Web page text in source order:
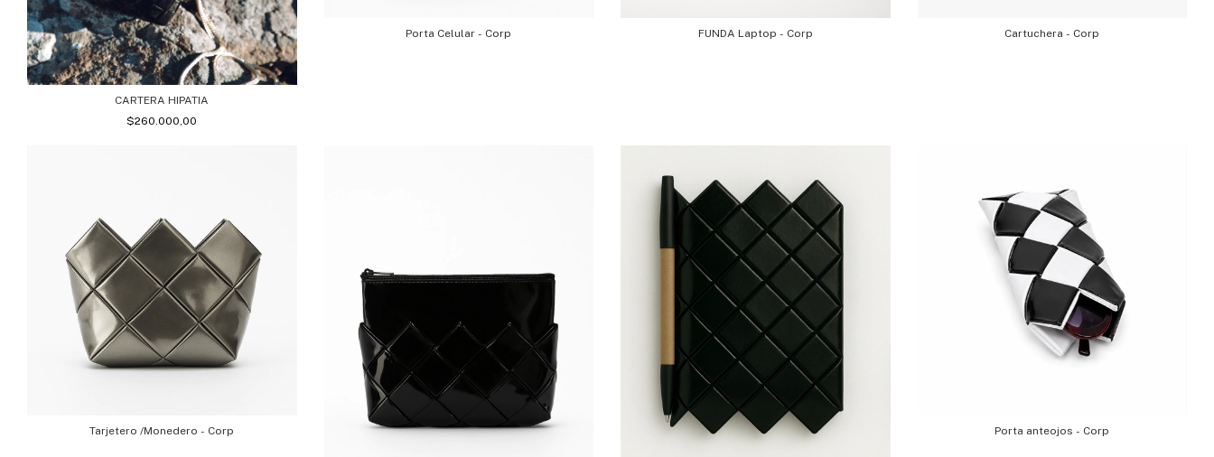
CARTERA HIPATIA
$260.000,00
Porta Celular - Corp FUNDA Laptop - Corp Cartuchera - Corp
Tarjetero /Monedero - Corp Porta anteojos - Corp